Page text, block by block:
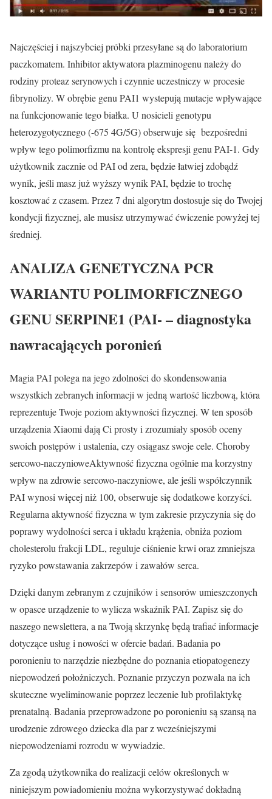
Najczęściej i najszybciej próbki przesyłane są do laboratorium
paczkomatem. Inhibitor aktywatora plazminogenu należy do
rodziny proteaz serynowych i czynnie uczestniczy w procesie
fibrynolizy. W obrębie genu PAI1 wystepują mutacje wpływające
na funkcjonowanie tego białka. U nosicieli genotypu
heterozygotycznego (-675 4G/5G) obserwuje się bezpośredni
wpływ tego polimorfizmu na kontrolę ekspresji genu PAI-1. Gdy
użytkownik zacznie od PAI od zera, będzie łatwiej zdobądź
wynik, jeśli masz już wyższy wynik PAI, będzie to trochę
kosztować z czasem. Przez 7 dni algorytm dostosuje się do Twojej
kondycji fizycznej, ale musisz utrzymywać ćwiczenie powyżej tej
średniej.
ANALIZA GENETYCZNA PCR
WARIANTU POLIMORFICZNEGO
GENU SERPINE1 (PAI- – diagnostyka
nawracających poronień
Magia PAI polega na jego zdolności do skondensowania
wszystkich zebranych informacji w jedną wartość liczbową, która
reprezentuje Twoje poziom aktywności fizycznej. W ten sposób
urządzenia Xiaomi dają Ci prosty i zrozumiały sposób oceny
swoich postępów i ustalenia, czy osiągasz swoje cele. Choroby
sercowo-naczynioweAktywność fizyczna ogólnie ma korzystny
wpływ na zdrowie sercowo-naczyniowe, ale jeśli współczynnik
PAI wynosi więcej niż 100, obserwuje się dodatkowe korzyści.
Regularna aktywność fizyczna w tym zakresie przyczynia się do
poprawy wydolności serca i układu krążenia, obniża poziom
cholesterolu frakcji LDL, reguluje ciśnienie krwi oraz zmniejsza
ryzyko powstawania zakrzepów i zawałów serca.
Dzięki danym zebranym z czujników i sensorów umieszczonych
w opasce urządzenie to wylicza wskaźnik PAI. Zapisz się do
naszego newslettera, a na Twoją skrzynkę będą trafiać informacje
dotyczące usług i nowości w ofercie badań. Badania po
poronieniu to narzędzie niezbędne do poznania etiopatogenezy
niepowodzeń położniczych. Poznanie przyczyn pozwala na ich
skuteczne wyeliminowanie poprzez leczenie lub profilaktykę
prenatalną. Badania przeprowadzone po poronieniu są szansą na
urodzenie zdrowego dziecka dla par z wcześniejszymi
niepowodzeniami rozrodu w wywiadzie.
Za zgodą użytkownika do realizacji celów określonych w
niniejszym powiadomieniu można wykorzystywać dokładną